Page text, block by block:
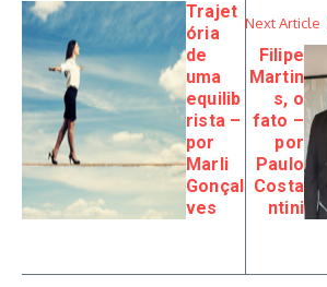
Trajet
ória
de
uma
equilib
rista –
por
Marli
Gonçal
ves
Next Article
Filipe
Martin
s, o
fato –
por
Paulo
Costa
ntini